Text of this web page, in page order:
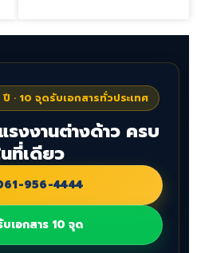
· 10 จุดรับเอกสารทั่วประเทศ
งงานต่างด้าว ครบ
ที่เดียว
956-4444
เอกสาร 10 จุด